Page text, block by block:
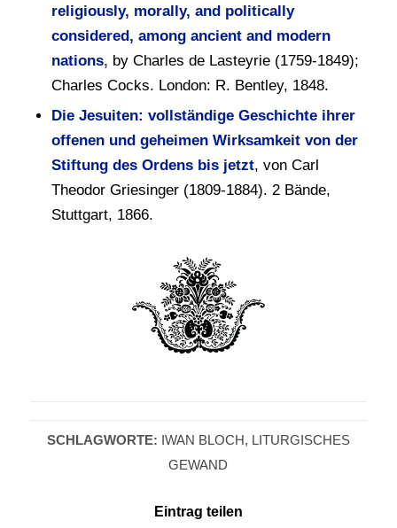
religiously, morally, and politically
considered, among ancient and modern
nations, by Charles de Lasteyrie (1759-1849);
Charles Cocks. London: R. Bentley, 1848.
Die Jesuiten: vollständige Geschichte ihrer
offenen und geheimen Wirksamkeit von der
Stiftung des Ordens bis jetzt, von Carl
Theodor Griesinger (1809-1884). 2 Bände,
Stuttgart, 1866.
SCHLAGWORTE: IWAN BLOCH, LITURGISCHES
GEWAND
Eintrag teilen